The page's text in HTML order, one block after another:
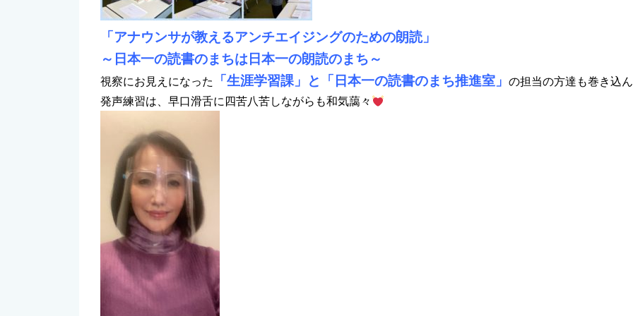
「アナウンサが教えるアンチエイジングのための朗読」
～日本一の読書のまちは日本一の朗読のまち～
視察にお見えになった 「生涯学習課」と「日本一の読書のまち推進室」 の担当の方達も巻き込
発声練習は、早口滑舌に四苦八苦しながらも和気藹々